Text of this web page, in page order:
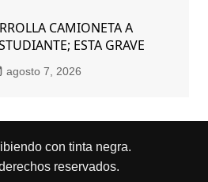
CAMIONETA A
ESTA GRAVE
agosto 7, 2026
con tinta negra.
reservados.